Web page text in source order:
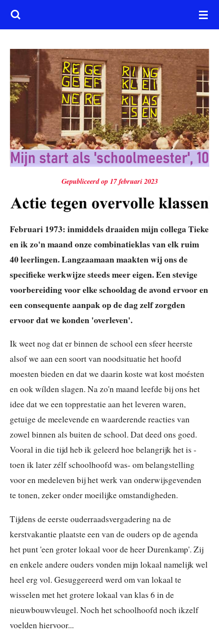
Ga
direct
hoofdinhoud
Gepubliceerd op 17 februari 2023
Februari 1973: inmiddels draaiden mijn collega Tieke
en ik zo'n maand onze combinatieklas van elk ruim
40 leerlingen. Langzaamaan maakten wij ons de
specifieke werkwijze steeds meer eigen. Een stevige
voorbereiding voor elke schooldag de avond ervoor en
een consequente aanpak op de dag zelf zorgden
ervoor dat we konden 'overleven'.
Ik weet nog dat er binnen de school een sfeer heerste
alsof we aan een soort van noodsituatie het hoofd
moesten bieden en dat we daarin koste wat kost moésten
en ook wílden slagen. Na zo'n maand leefde bij ons het
idee dat we een topprestatie aan het leveren waren,
getuige de meelevende en waarderende reacties van
zowel binnen als buiten de school. Dat deed ons goed.
Vooral in die tijd heb ik geleerd hoe belangrijk het is -
toen ik later zélf schoolhoofd was- om belangstelling
voor en medeleven bij het werk van onderwijsgevenden
te tonen, zeker onder moeilijke omstandigheden.
Tijdens de eerste ouderraadsvergadering na de
kerstvakantie plaatste een van de ouders op de agenda
het punt 'een groter lokaal voor de heer Durenkamp'. Zij
en enkele andere ouders vonden mijn lokaal namelijk wel
heel erg vol. Gesuggereerd werd om van lokaal te
wisselen met het grotere lokaal van klas 6 in de
nieuwbouwvleugel. Noch het schoolhoofd noch ikzelf
voelden hiervoor...